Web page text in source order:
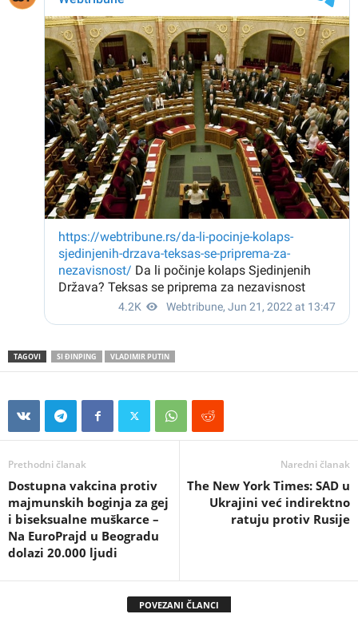
TAGOVI SI ĐINPING VLADIMIR PUTIN
Prethodni članak
Dostupna vakcina protiv
majmunskih boginja za gej
i biseksualne muškarce –
Na EuroPrajd u Beogradu
dolazi 20.000 ljudi
Naredni članak
The New York Times: SAD u
Ukrajini već indirektno
ratuju protiv Rusije
POVEZANI ČLANCI